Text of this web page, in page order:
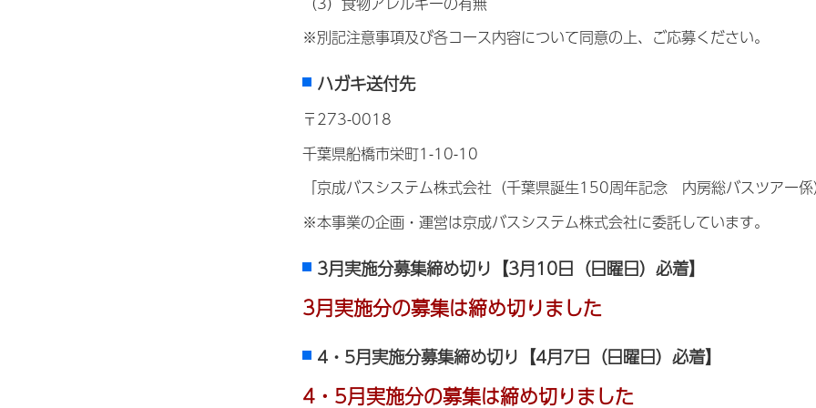
※別記注意事項及び各コース内容について同意の上、ご応募ください。
ハガキ送付先
〒273-0018
千葉県船橋市栄町1-10-10
「京成バスシステム株式会社（千葉県誕生150周年記念 内房総バスツアー
※本事業の企画・運営は京成バスシステム株式会社に委託しています。
3月実施分募集締め切り【3月10日（日曜日）必着】
3月実施分の募集は締め切りました
4・5月実施分募集締め切り【4月7日（日曜日）必着】
4・5月実施分の募集は締め切りました